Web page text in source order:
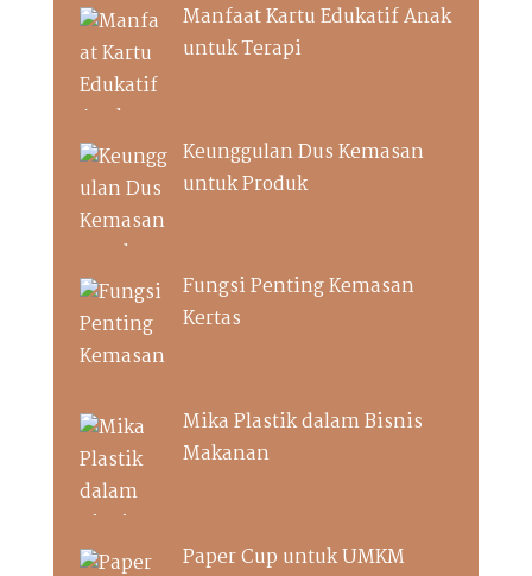
Manfaat Kartu Edukatif Anak
untuk Terapi
Keunggulan Dus Kemasan
untuk Produk
Fungsi Penting Kemasan
Kertas
Mika Plastik dalam Bisnis
Makanan
Paper Cup untuk UMKM